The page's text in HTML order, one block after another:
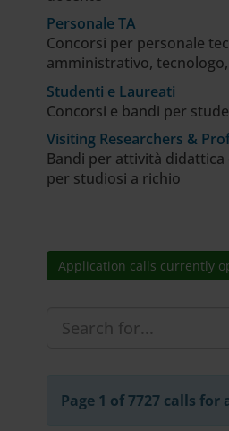
Personale TA
Concorsi per personale
amministrativo,
Studenti e Laureati
Concorsi e bandi per
Visiting Researchers &
Bandi per attività didattica
per studiosi a richio
Application calls currently
Page 1 of 7727 calls